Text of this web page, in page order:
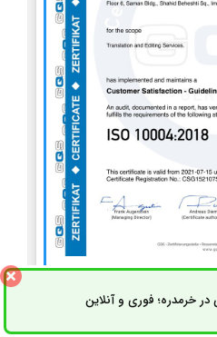
خرمدره؛ فوری و آنلاینثبت سفارش